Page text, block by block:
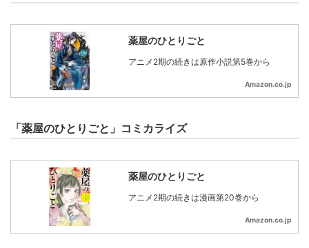
薬屋のひとりごと
アニメ2期の続きは原作小説第5巻から
Amazon.co.jp
「薬屋のひとりごと」コミカライズ
薬屋のひとりごと
アニメ2期の続きは漫画第20巻から
Amazon.co.jp